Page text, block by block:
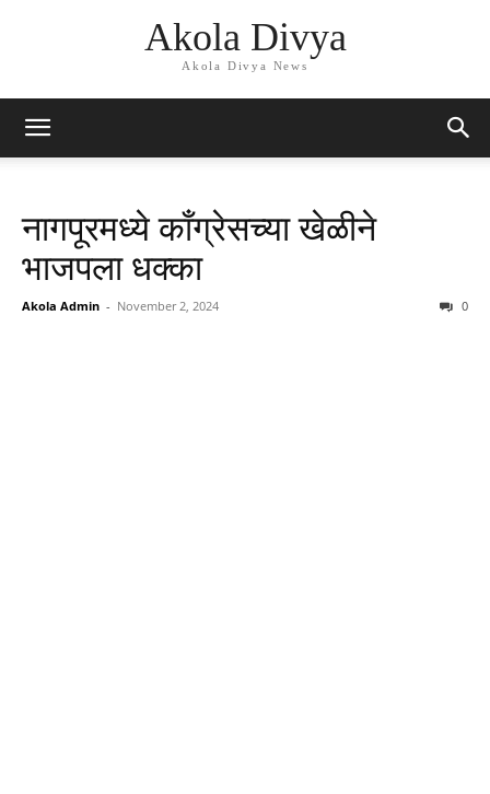
Akola Divya
Akola Divya News
नागपूरमध्ये काँग्रेसच्या खेळीने
भाजपला धक्का
Akola Admin - November 2, 2024 0